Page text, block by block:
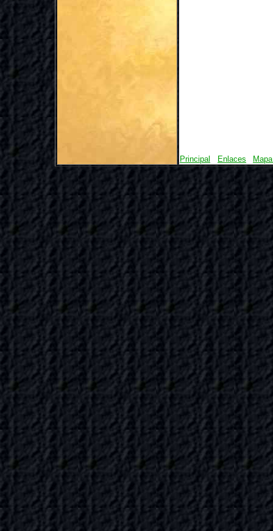
Principal Enlaces